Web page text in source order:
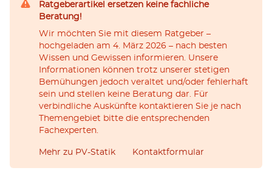
Ratgeberartikel ersetzen keine fachliche
Beratung!
Wir möchten Sie mit diesem Ratgeber –
hochgeladen am 4. März 2026 – nach besten
Wissen und Gewissen informieren. Unsere
Informationen können trotz unserer stetigen
Bemühungen jedoch veraltet und/oder fehlerhaft
sein und stellen keine Beratung dar. Für
verbindliche Auskünfte kontaktieren Sie je nach
Themengebiet bitte die entsprechenden
Fachexperten.
Mehr zu PV-Statik Kontaktformular